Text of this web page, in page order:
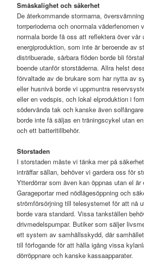
Småskalighet och säkerhet
De återkommande stormarna,
torrperioderna och onormala väderfenomen
normala borde få oss att reflektera över vår
energiproduktion, som inte är beroende av
distribuerade, sårbara flöden borde bli
boende utanför storstäderna. Allra helst
förvaltade av de brukare som har nytta av
eller husnivå borde vi uppmuntra
eller en vedspis, och lokal elproduktion i
södervända tak och kanske även
borde inte få säljas en träningscykel utan
och ett batteritillbehör.
Storstaden
I storstaden måste vi tänka mer på
inträffar sällan, behöver vi gardera oss för
Ytterdörrar som även kan öppnas utan el är
Garageportar med nödlägesöppning och
strömförsörjning till telesystemet för att nå
borde vara standard. Vissa tankställen
drivmedelspumpar. Butiker som säljer
ett system av samhällsskydd, där
till förfogande för att hålla igång vissa
dörröppnare och kanske kassaapparater.